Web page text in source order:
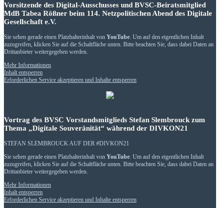
Vorsitzende des Digital-Ausschusses und BVSC-Beiratsmitglied
MdB Tabea Rößner beim 114. Netzpolitischen Abend des Digitale
Gesellschaft e.V.
Sie sehen gerade einen Platzhalterinhalt von YouTube . Um auf den eigentlichen Inhalt
zuzugreifen, klicken Sie auf die Schaltfläche unten. Bitte beachten Sie, dass dabei Daten an
Drittanbieter weitergegeben werden.
Mehr Informationen
Inhalt entsperren
Erforderlichen Service akzeptieren und Inhalte entsperren
Vortrag des BVSC Vorstandsmitglieds Stefan Slembrouck zum
Thema „Digitale Souveränität“ während der DIVKON21
STEFAN SLEMBROUCK AUF DER #DIVKON21
Sie sehen gerade einen Platzhalterinhalt von YouTube . Um auf den eigentlichen Inhalt
zuzugreifen, klicken Sie auf die Schaltfläche unten. Bitte beachten Sie, dass dabei Daten an
Drittanbieter weitergegeben werden.
Mehr Informationen
Inhalt entsperren
Erforderlichen Service akzeptieren und Inhalte entsperren